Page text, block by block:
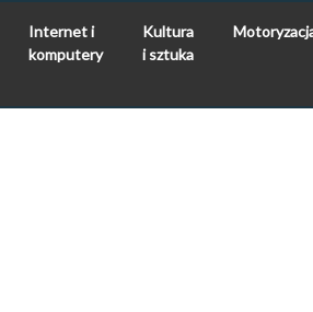
Internet i
komputery
Kultura
i sztuka